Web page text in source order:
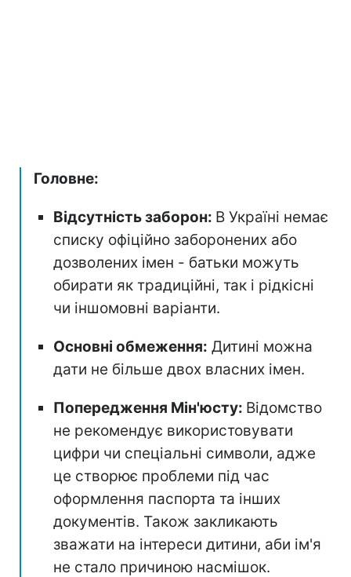
Головне:
Відсутність заборон: В Україні немає
списку офіційно заборонених або
дозволених імен - батьки можуть
обирати як традиційні, так і рідкісні
чи іншомовні варіанти.
Основні обмеження: Дитині можна
дати не більше двох власних імен.
Попередження Мін'юсту: Відомство
не рекомендує використовувати
цифри чи спеціальні символи, адже
це створює проблеми під час
оформлення паспорта та інших
документів. Також закликають
зважати на інтереси дитини, аби ім'я
не стало причиною насмішок.